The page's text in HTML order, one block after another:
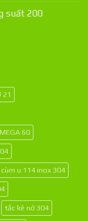
suất 200
21
60
cùm u 114 inox 304
tắc kê nở 304